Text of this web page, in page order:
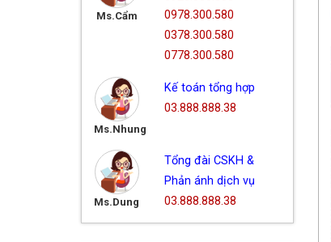
Ms.Cẩm
0978.300.580
0378.300.580
0778.300.580
Ms.Nhung
Kế toán tổng hợp
03.888.888.38
Ms.Dung
Tổng đài CSKH &
Phản ánh dịch vụ
03.888.888.38